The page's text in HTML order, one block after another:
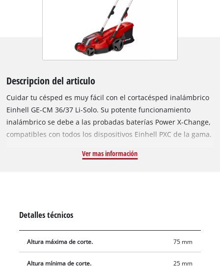
Descripcion del articulo
Cuidar tu césped es muy fácil con el cortacésped inalámbrico
Einhell GE-CM 36/37 Li-Solo. Su potente funcionamiento
inalámbrico se debe a las probadas baterías Power X-Change,
compatibles con todos los dispositivos Einhell PXC de la gama.
recargables de iones de litio de alto rendimiento, nada te
cortar el césped justo al ras del suelo. Las asas ergonómicas
garantizan un trabajo cómodo y el mango largo ajustable en
altura se adapta a cada usuario. Este cortacésped inalámbrico
Ver mas información
Detalles técnicos
Altura máxima de corte. 75 mm
Altura mínima de corte. 25 mm